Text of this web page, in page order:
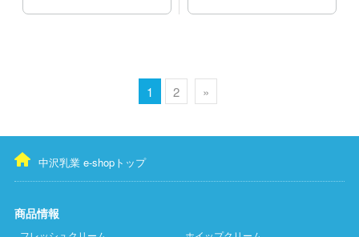
1 2 »
中沢乳業 e-shopトップ
商品情報